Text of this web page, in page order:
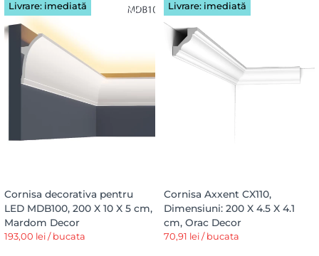
Livrare: imediată
Cornisa decorativa pentru
LED MDB100, 200 X 10 X 5 cm,
Mardom Decor
193,00 lei / bucata
Livrare: imediată
Cornisa Axxent CX110,
Dimensiuni: 200 X 4.5 X 4.1
cm, Orac Decor
70,91 lei / bucata